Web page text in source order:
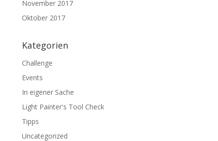
November 2017
Oktober 2017
Kategorien
Challenge
Events
In eigener Sache
Light Painter's Tool Check
Tipps
Uncategorized